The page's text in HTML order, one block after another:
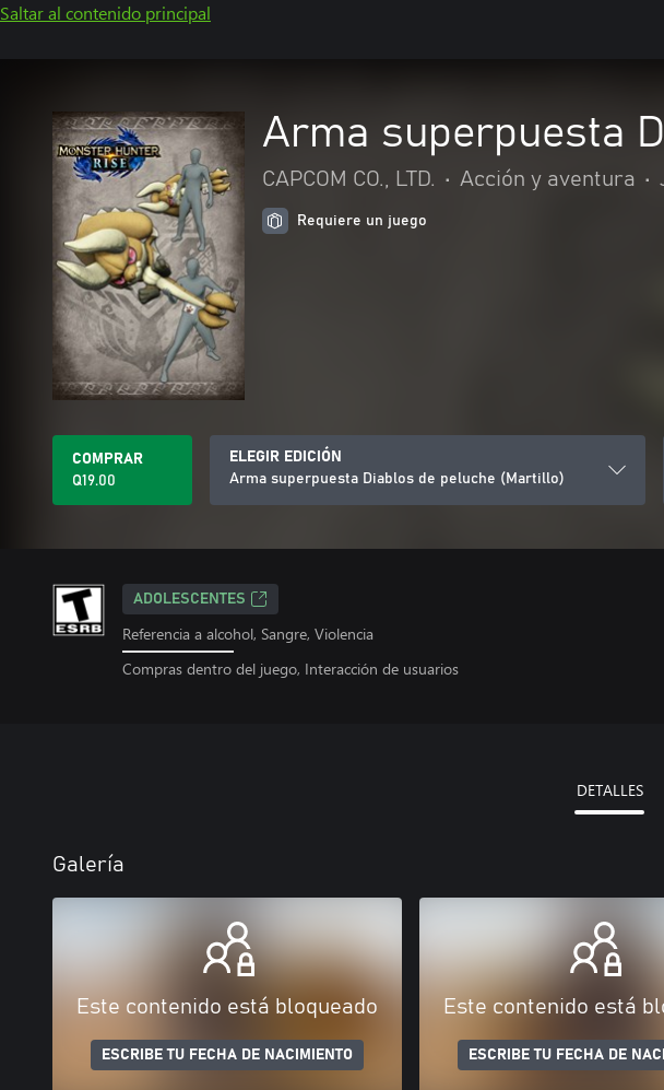
Saltar al contenido principal
Arma superpuesta
CAPCOM CO., LTD. • Acción y aventura •
Requiere un juego
COMPRAR
Q19.00
ELEGIR EDICIÓN
Arma superpuesta Diablos de peluche (Martillo)
ADOLESCENTES
Referencia a alcohol, Sangre, Violencia
Compras dentro del juego, Interacción de usuarios
DETALLES
Galería
Este contenido está bloqueado
ESCRIBE TU FECHA DE NACIMIENTO
Este contenido está
ESCRIBE TU FECHA DE